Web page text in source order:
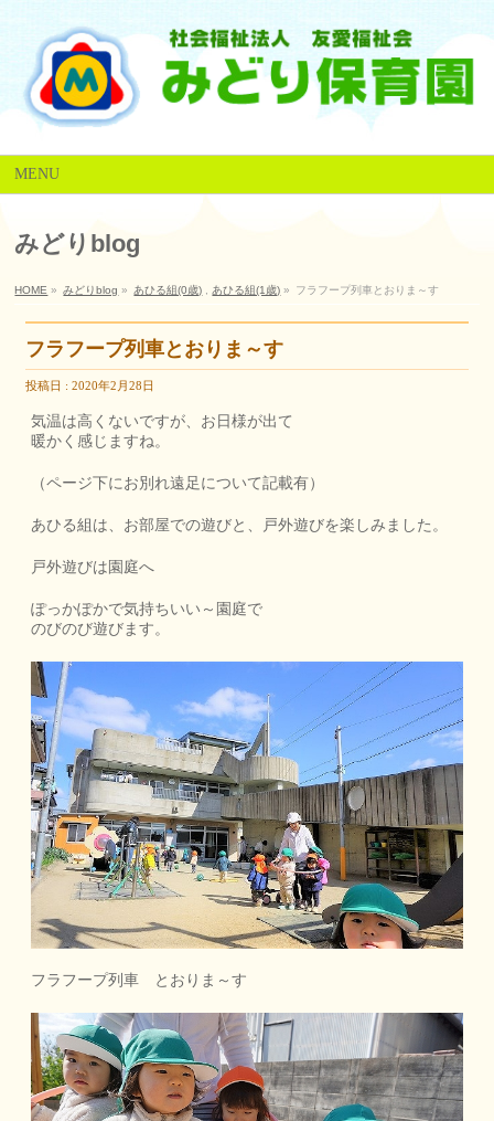
MENU
みどりblog
HOME » みどりblog » あひる組(0歳) あひる組(1歳) » フラフープ列車とおりま～す
フラフープ列車とおりま～す
投稿日 : 2020年2月28日
気温は高くないですが、お日様が出て
暖かく感じますね。
（ページ下にお別れ遠足について記載有）
あひる組は、お部屋での遊びと、戸外遊びを楽しみました。
戸外遊びは園庭へ
ぽっかぽかで気持ちいい～園庭で
のびのび遊びます。
フラフープ列車 とおりま～す